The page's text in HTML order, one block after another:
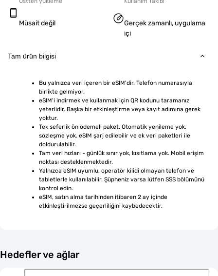
Müsait değil
Gerçek zamanlı, uygulama
içi
Tam ürün bilgisi
Bu yalnızca veri içeren bir eSIM'dir. Telefon numarasıyla
birlikte gelmiyor.
eSIM'i indirmek ve kullanmak için QR kodunu taramanız
yeterlidir. Başka bir etkinleştirme veya kayıt adımına gerek
yoktur.
Tek seferlik ön ödemeli paket. Otomatik yenileme yok,
sözleşme yok. eSIM şarj edilebilir ve ek veri paketleri ile
doldurulabilir.
Tam veri hızları - günlük sınır yok, kısıtlama yok. Mobil erişim
noktası desteklenmektedir.
Yalnızca eSIM uyumlu, operatör kilidi olmayan telefon ve
tabletlerle kullanılabilir. Şüpheniz varsa lütfen SSS bölümünü
kontrol edin.
eSIM, satın alma tarihinden itibaren 2 ay içinde
etkinleştirilmezse geçerliliğini kaybedecektir.
Hedefler ve ağlar